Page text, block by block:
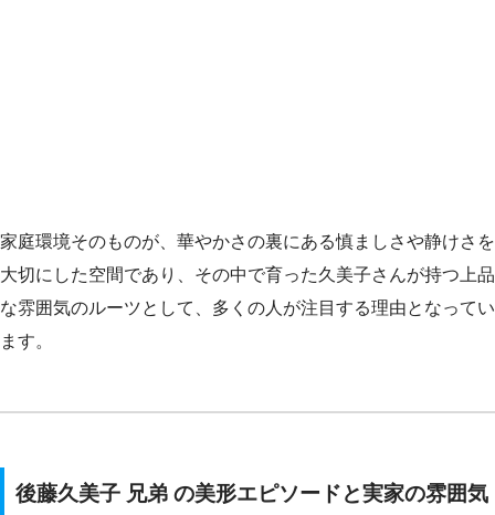
家庭環境そのものが、華やかさの裏にある慎ましさや静けさを
大切にした空間であり、その中で育った久美子さんが持つ上品
な雰囲気のルーツとして、多くの人が注目する理由となってい
ます。
後藤久美子 兄弟 の美形エピソードと実家の雰囲気